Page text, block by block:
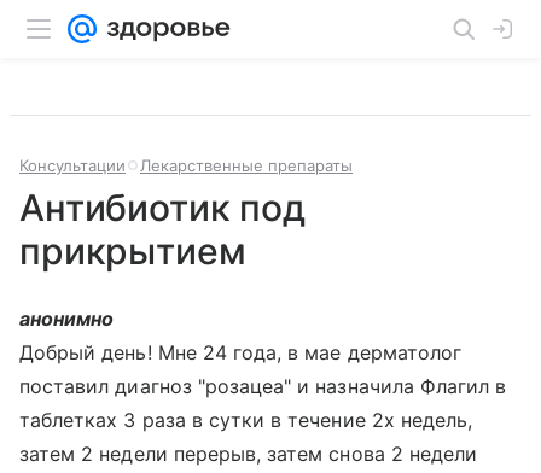
Консультации Лекарственные препараты
Антибиотик под
прикрытием
анонимно
Добрый день! Мне 24 года, в мае дерматолог
поставил диагноз "розацеа" и назначила Флагил в
таблетках 3 раза в сутки в течение 2х недель,
затем 2 недели перерыв, затем снова 2 недели